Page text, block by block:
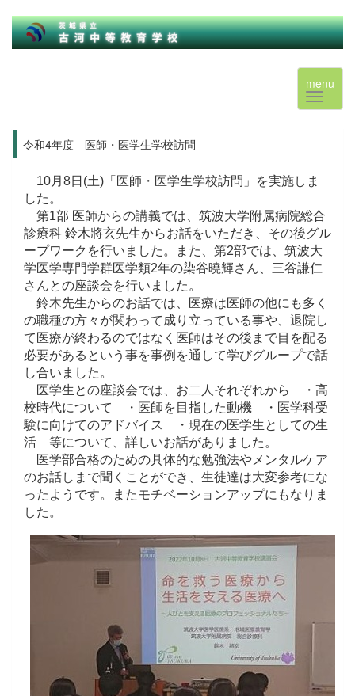
menu
令和4年度 医師・医学生学校訪問
10月8日(土)「医師・医学生学校訪問」を実施しま
した。
第1部 医師からの講義では、筑波大学附属病院総合
診療科 鈴木將玄先生からお話をいただき、その後グル
ープワークを行いました。また、第2部では、筑波大
学医学専門学群医学類2年の染谷曉輝さん、三谷謙仁
さんとの座談会を行いました。
鈴木先生からのお話では、医療は医師の他にも多く
の職種の方々が関わって成り立っている事や、退院し
て医療が終わるのではなく医師はその後まで目を配る
必要があるという事を事例を通して学びグループで話
し合いました。
医学生との座談会では、お二人それぞれから ・高
校時代について ・医師を目指した動機 ・医学科受
験に向けてのアドバイス ・現在の医学生としての生
活 等について、詳しいお話がありました。
医学部合格のための具体的な勉強法やメンタルケア
のお話しまで聞くことができ、生徒達は大変参考にな
ったようです。またモチベーションアップにもなりま
した。